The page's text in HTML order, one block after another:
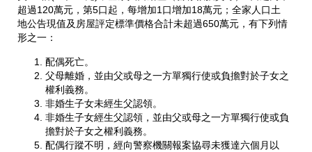
超過120萬元，第5口起，每增加1口增加18萬元；全家人口土
地公告現值及房屋評定標準價格合計未超過650萬元，有下列情
形之一：
配偶死亡。
父母離婚，並由父或母之一方單獨行使或負擔對於子女之
權利義務。
非婚生子女未經生父認領。
非婚生子女經生父認領，並由父或母之一方單獨行使或負
擔對於子女之權利義務。
配偶行蹤不明，經向警察機關報案協尋未獲達六個月以